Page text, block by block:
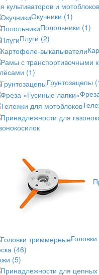
культиваторов и мотоблоков
Окучники (1)
Полольники (1)
Плуги (2)
(1)
Грунтозацепы
(46)
(5)